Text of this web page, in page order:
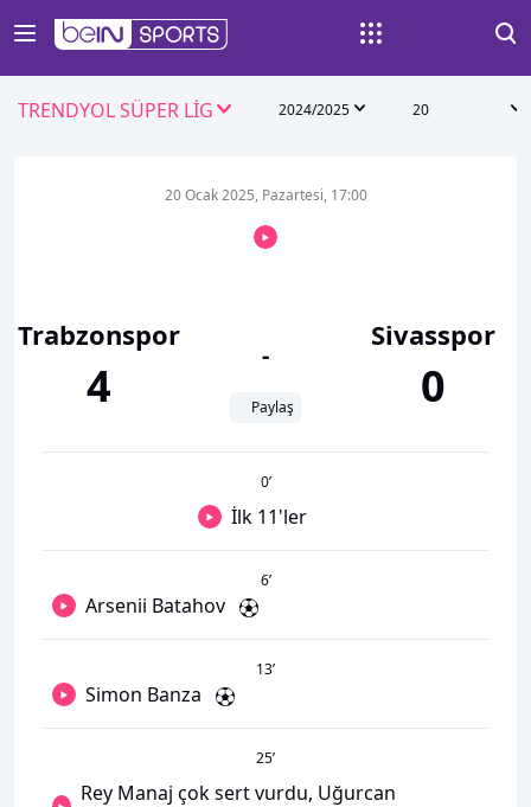
TRENDYOL SÜPER LİG 2024/2025 20
Trabzonspor
4
20 Ocak 2025, Pazartesi, 17:00
-
Paylaş
Sivasspor
0
0’
İlk 11'ler
6’
Arsenii Batahov
13’
Simon Banza
25’
Rey Manaj çok sert vurdu, Uğurcan